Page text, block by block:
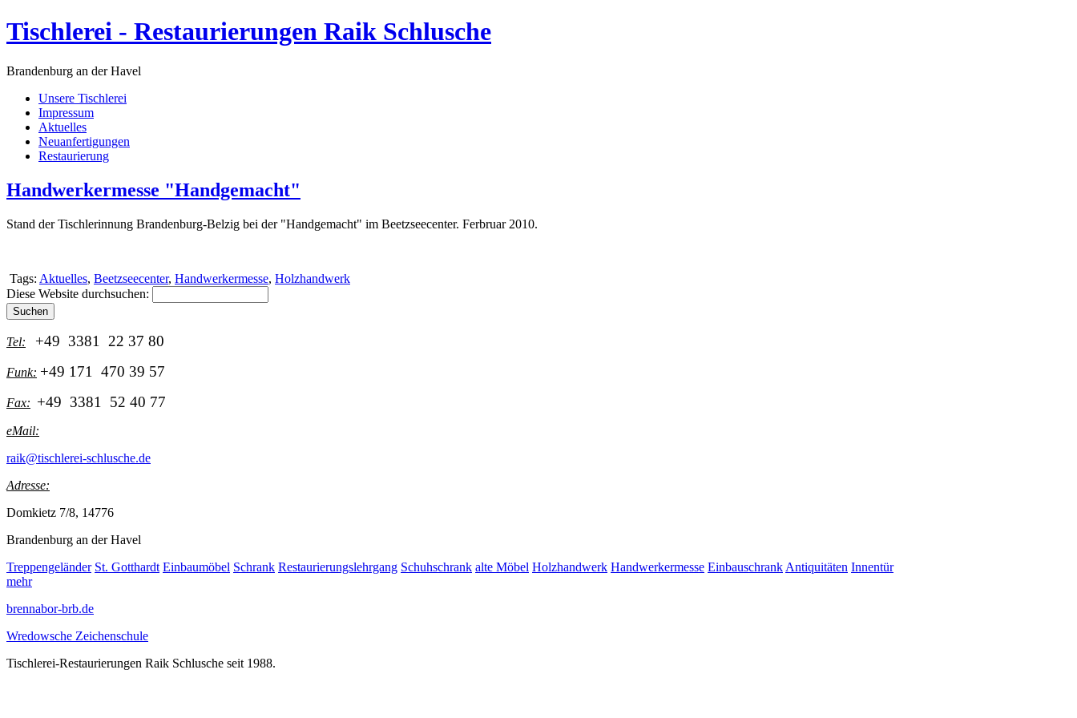
Tischlerei - Restaurierungen Raik Schlusche
Brandenburg an der Havel
Unsere Tischlerei
Impressum
Aktuelles
Neuanfertigungen
Restaurierung
Handwerkermesse "Handgemacht"
Stand der Tischlerinnung Brandenburg-Belzig bei der "Handgemacht" im Beetzseecenter. Ferbruar 2010.
Tags: Aktuelles, Beetzseecenter, Handwerkermesse, Holzhandwerk
Diese Website durchsuchen:
Tel: +49 3381 22 37 80
Funk: +49 171 470 39 57
Fax: +49 3381 52 40 77
eMail:
raik@tischlerei-schlusche.de
Adresse:
Domkietz 7/8, 14776
Brandenburg an der Havel
Treppengeländer St. Gotthardt Einbaumöbel Schrank Restaurierungslehrgang Schuhschrank alte Möbel Holzhandwerk Handwerkermesse Einbauschrank Antiquitäten Innentür
mehr
brennabor-brb.de
Wredowsche Zeichenschule
Tischlerei-Restaurierungen Raik Schlusche seit 1988.